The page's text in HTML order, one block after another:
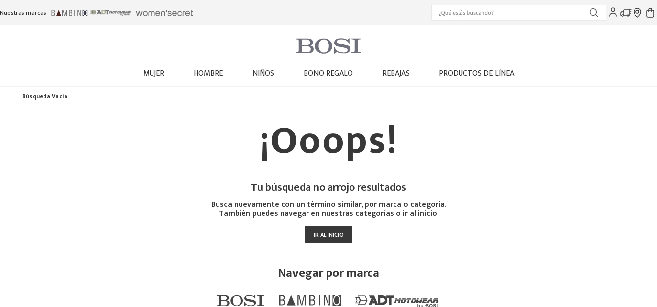
Nuestras marcas
MUJER HOMBRE NIÑOS BONO REGALO REBAJAS PRODUCTOS DE LÍNEA
Búsqueda Vacía
¡Ooops!
Tu búsqueda no arrojo resultados
Busca nuevamente con un término similar, por marca o categoría.
También puedes navegar en nuestras categorías o ir al inicio.
IR AL INICIO
Navegar por marca